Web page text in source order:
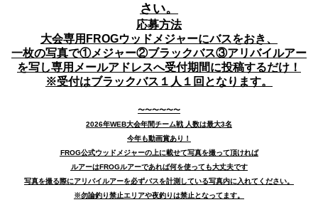
さい。
応募方法
大会専用FROGウッドメジャーにバスをおき、
一枚の写真で①メジャー②ブラックバス③アリバイルアー
を写し専用メールアドレスへ受付期間に投稿するだけ！
※受付はブラックバス１人１回となります。
〜〜〜〜〜〜
2026年WEB大会年間チーム戦 人数は最大3名
今年も動画賞あり！
FROG公式ウッドメジャーの上に載せて写真を撮って頂ければ
ルアーはFROGルアーであれば何を使っても大丈夫です
写真を撮る際にアリバイルアーを必ずバスを計測している写真内に入れてください。
※勿論釣り禁止エリアや夜釣りは禁止となってます。